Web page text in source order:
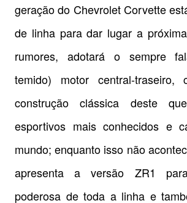
geração do Chevrolet Corvette
de linha para dar lugar a
rumores, adotará o sempre
temido) motor central-traseiro,
construção clássica deste
esportivos mais conhecidos e
mundo; enquanto isso não
apresenta a versão ZR1
poderosa de toda a linha e